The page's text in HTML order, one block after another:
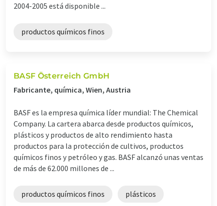
2004-2005 está disponible ...
productos químicos finos
BASF Österreich GmbH
Fabricante, química, Wien, Austria
BASF es la empresa química líder mundial: The Chemical
Company. La cartera abarca desde productos químicos,
plásticos y productos de alto rendimiento hasta
productos para la protección de cultivos, productos
químicos finos y petróleo y gas. BASF alcanzó unas ventas
de más de 62.000 millones de ...
productos químicos finos plásticos